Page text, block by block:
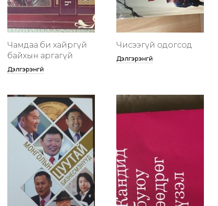
Чамдаа би хайргүй
байхын аргагүй
Дэлгэрэнгүй
Чисээгүй одогсод
Дэлгэрэнгүй